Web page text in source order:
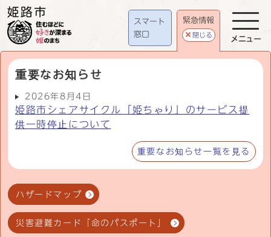
スマート
窓口
緊急情報
閉じる
重要なお知らせ
2026年8月4日
姫路市シェアサイクル「姫ちゃり」のサービス提
供一時停止について
重要なお知らせ一覧を見る
ハザードマップ
災害避難カード「命のパスポート」
メニュー